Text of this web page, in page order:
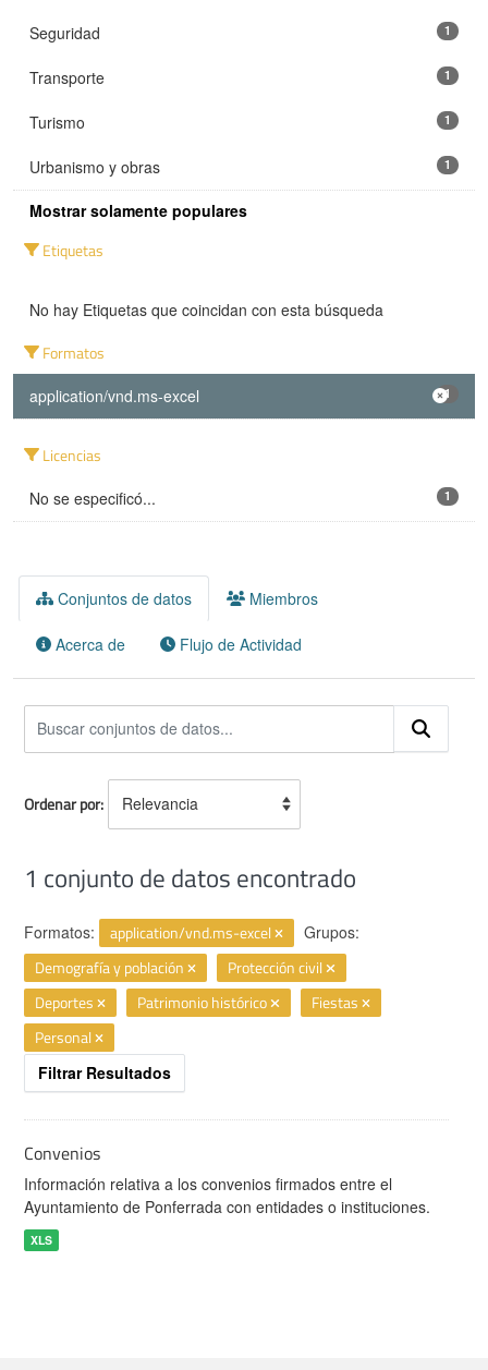
Seguridad 1
Transporte 1
Turismo 1
Urbanismo y obras 1
Mostrar solamente populares
Etiquetas
No hay Etiquetas que coincidan con esta búsqueda
Formatos
application/vnd.ms-excel 1
Licencias
No se especificó... 1
Conjuntos de datos Miembros
Acerca de Flujo de Actividad
Ordenar por
1 conjunto de datos encontrado
Formatos: application/vnd.ms-excel Grupos:
Demografía y población
Protección civil
Deportes
Patrimonio histórico
Fiestas
Personal
Filtrar Resultados
Convenios
Información relativa a los convenios firmados entre el
Ayuntamiento de Ponferrada con entidades o instituciones.
XLS